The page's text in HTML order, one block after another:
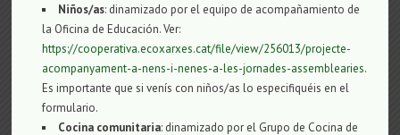
Niños/as: dinamizado por el equipo de acompañamiento de
la Oficina de Educación. Ver:
https://cooperativa.ecoxarxes.cat/file/view/256013/projecte-
acompanyament-a-nens-i-nenes-a-les-jornades-assemblearies.
Es importante que si venís con niños/as lo especifiquéis en el
formulario.
Cocina comunitaria: dinamizado por el Grupo de Cocina de